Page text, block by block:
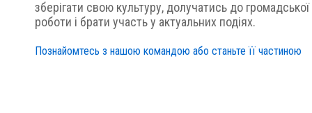
зберігати свою культуру, долучатись до громадської
роботи і брати участь у актуальних подіях.
Познайомтесь з нашою командою або станьте її частиною